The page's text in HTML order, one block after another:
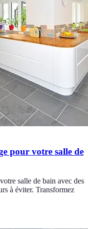
pour votre salle de
salle de bain avec des
à éviter. Transformez